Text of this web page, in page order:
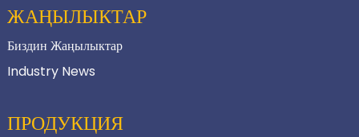
ЖАҢЫЛЫКТАР
Биздин Жаңылыктар
Industry News
ПРОДУКЦИЯ